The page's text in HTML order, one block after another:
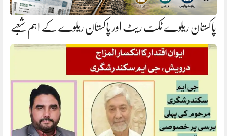
پاکستان ریلوے ٹکٹ ریٹ اور پاکستان ریلوے کے اہم شعبے